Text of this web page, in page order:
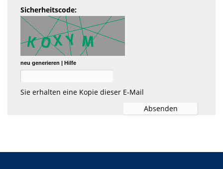
Sicherheitscode:
neu generieren Hilfe
Sie erhalten eine Kopie dieser E-Mail